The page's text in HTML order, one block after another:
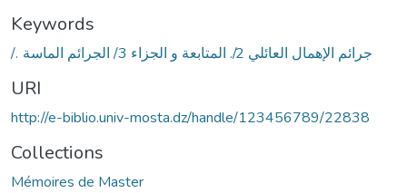
Keywords
/. جرائم الإهمال العائلي 2/. المتابعة و الجزاء 3/ الجرائم الماسة
URI
http://e-biblio.univ-mosta.dz/handle/123456789/22838
Collections
Mémoires de Master